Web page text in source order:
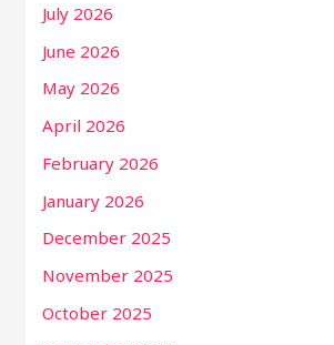
July 2026
June 2026
May 2026
April 2026
February 2026
January 2026
December 2025
November 2025
October 2025